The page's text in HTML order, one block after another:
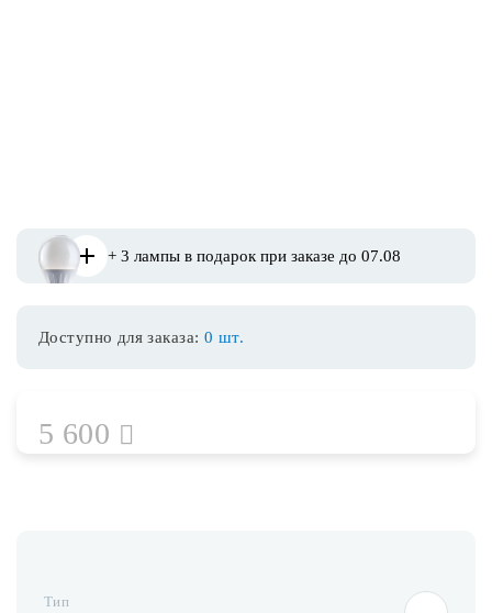
Предметы интерьера
+ 3 лампы в подарок при заказе до 07.08
Доступно для заказа: 0 шт.
5 600
Тип